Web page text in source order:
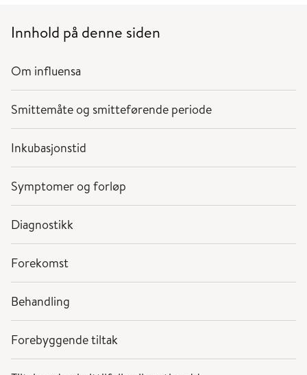
Innhold på denne siden
Om influensa
Smittemåte og smitteførende periode
Inkubasjonstid
Symptomer og forløp
Diagnostikk
Forekomst
Behandling
Forebyggende tiltak